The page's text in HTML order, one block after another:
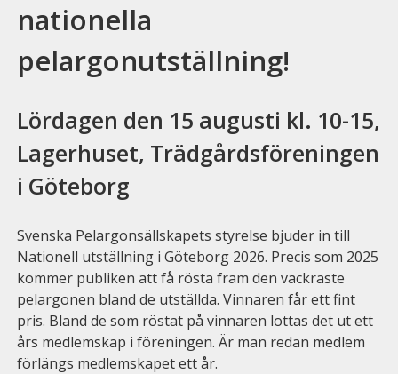
nationella
pelargonutställning!
Lördagen den 15 augusti kl. 10-15,
Lagerhuset, Trädgårdsföreningen
i Göteborg
Svenska Pelargonsällskapets styrelse bjuder in till
Nationell utställning i Göteborg 2026. Precis som 2025
kommer publiken att få rösta fram den vackraste
pelargonen bland de utställda. Vinnaren får ett fint
pris. Bland de som röstat på vinnaren lottas det ut ett
års medlemskap i föreningen. Är man redan medlem
förlängs medlemskapet ett år.